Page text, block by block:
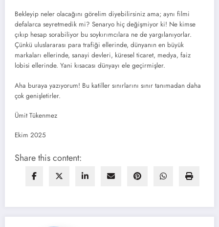
Bekleyip neler olacağını görelim diyebilirsiniz ama; aynı filmi
defalarca seyretmedik mi? Senaryo hiç değişmiyor ki! Ne kimse
çıkıp hesap sorabiliyor bu soykırımcılara ne de yargılanıyorlar.
Çünkü uluslararası para trafiği ellerinde, dünyanın en büyük
markaları ellerinde, sanayi devleri, küresel ticaret, medya, faiz
lobisi ellerinde. Yani kısacası dünyayı ele geçirmişler.
Aha buraya yazıyorum! Bu katiller sınırlarını sınır tanımadan daha
çok genişletirler.
Ümit Tükenmez
Ekim 2025
Share this content: